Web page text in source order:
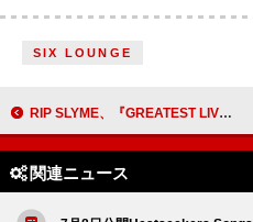
SIX LOUNGE
RIP SLYME、『GREATEST LIVE VIDEO』初回限定盤に収録される特典映像内容解禁
関連ニュース